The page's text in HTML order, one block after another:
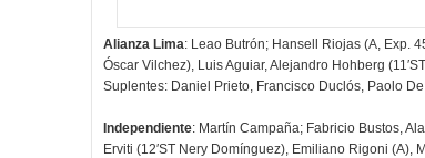
Alianza Lima: Leao Butrón; Hansell Riojas (A, Exp.
Óscar Vilchez), Luis Aguiar, Alejandro Hohberg
Suplentes: Daniel Prieto, Francisco Duclós, Paolo
Independiente: Martín Campaña; Fabricio Bustos,
Erviti (12′ST Nery Domínguez), Emiliano Rigoni (A),